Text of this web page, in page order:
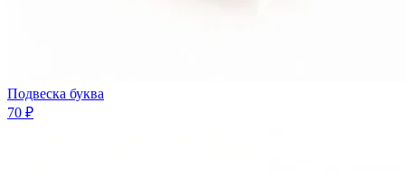
Подвеска буква
70 ₽